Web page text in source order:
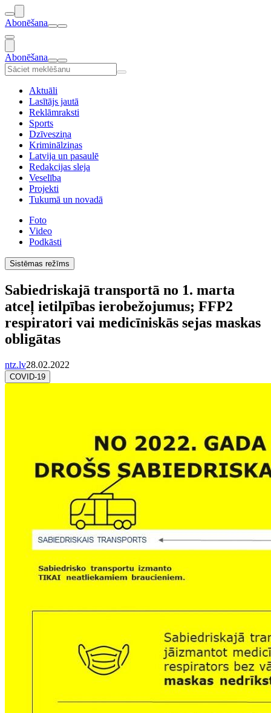
Abonēšana
Abonēšana
Aktuāli
Lasītājs jautā
Reklāmraksti
Sports
Dzīvesziņa
Kriminālziņas
Latvija un pasaulē
Redakcijas sleja
Veselība
Projekti
Tukumā un novadā
Foto
Video
Podkāsti
Sistēmas režīms
Sabiedriskajā transportā no 1. marta
atceļ ietilpības ierobežojumus; FFP2
respiratori vai medicīniskās sejas maskas
obligātas
ntz.lv28.02.2022
COVID-19